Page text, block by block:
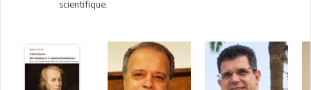
scientifique.